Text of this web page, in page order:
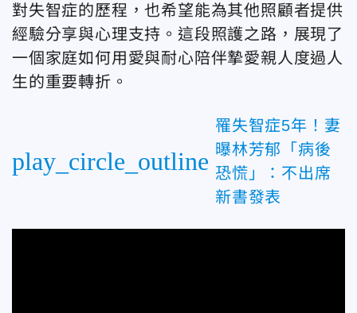
對失智症的歷程，也希望能為其他照顧者提供
經驗分享與心理支持。這段照護之路，展現了
一個家庭如何用愛與耐心陪伴摯愛親人度過人
生的重要轉折。
play_circle_outline
罹失智症5年！妻
曝林芳郁「病後
恐慌」：不出席
新書發表